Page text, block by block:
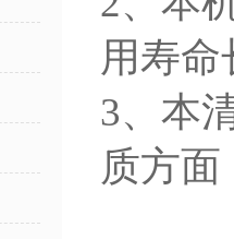
用寿
3、本
质方